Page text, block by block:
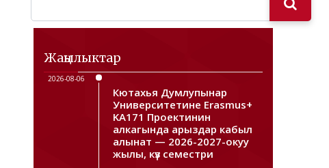
Жаңылыктар
2026-08-06
Кютахья Думлупынар
Университетине Erasmus+
KA171 Проектинин
алкагында арыздар кабыл
алынат — 2026-2027-окуу
жылы, күз семестри